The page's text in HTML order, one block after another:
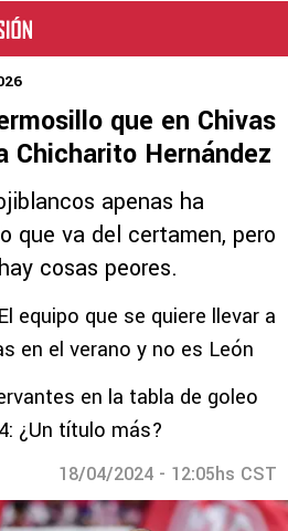
que en Chivas
Chicharito Hernández
apenas ha
que va del certamen, pero
cosas peores.
equipo que se quiere llevar a
en el verano y no es León
en la tabla de goleo
¿Un título más?
18/04/2024 - 12:05hs CST